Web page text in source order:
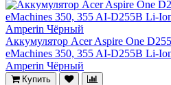
Аккумулятор Acer Aspire One
eMachines 350, 355 AI-D255B Li-
Amperin Чёрный
Купить